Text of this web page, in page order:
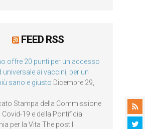
FEED RSS
offre 20 punti per un accesso
universale ai vaccini, per un
sano e giusto Dicembre 29,
Stampa della Commissione
19 e della Pontificia
per la Vita The post Il